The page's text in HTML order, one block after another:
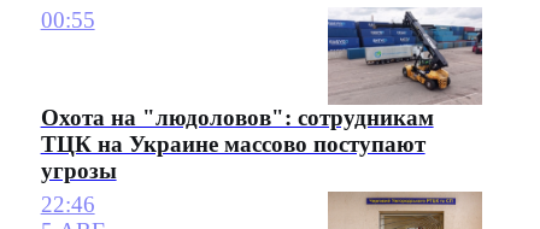
00:55
Охота на "людоловов": сотрудникам
ТЦК на Украине массово поступают
угрозы
22:46